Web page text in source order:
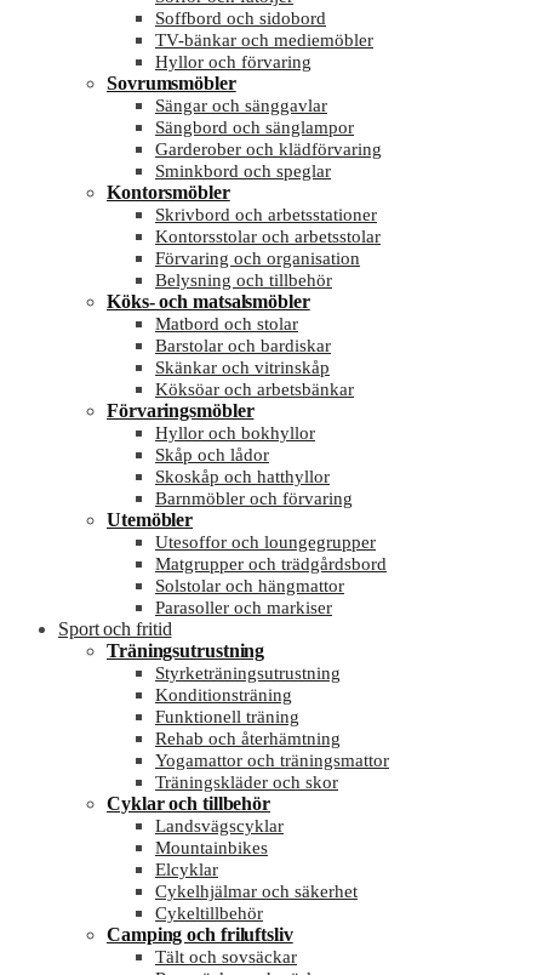
Soffbord och sidobord
TV-bänkar och mediemöbler
Hyllor och förvaring
Sovrumsmöbler
Sängar och sänggavlar
Sängbord och sänglampor
Garderober och klädförvaring
Sminkbord och speglar
Kontorsmöbler
Skrivbord och arbetsstationer
Kontorsstolar och arbetsstolar
Förvaring och organisation
Belysning och tillbehör
Köks- och matsalsmöbler
Matbord och stolar
Barstolar och bardiskar
Skänkar och vitrinskåp
Köksöar och arbetsbänkar
Förvaringsmöbler
Hyllor och bokhyllor
Skåp och lådor
Skoskåp och hatthyllor
Barnmöbler och förvaring
Utemöbler
Utesoffor och loungegrupper
Matgrupper och trädgårdsbord
Solstolar och hängmattor
Parasoller och markiser
Sport och fritid
Träningsutrustning
Styrketräningsutrustning
Konditionsträning
Funktionell träning
Rehab och återhämtning
Yogamattor och träningsmattor
Träningskläder och skor
Cyklar och tillbehör
Landsvägscyklar
Mountainbikes
Elcyklar
Cykelhjälmar och säkerhet
Cykeltillbehör
Camping och friluftsliv
Tält och sovsäckar